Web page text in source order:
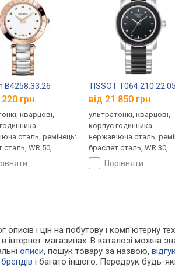
B4258.33.26
грн.
кварцові,
сталь, ремінець:
сталь, WR 50,
TISSOT
від 21 850 грн.
ультратонкі, кварцові,
корпус годинника
нержавіюча сталь,
браслет сталь, WR 30,
Швейцаріяпорівняти
описів і цін на побутову і комп'ютерну
інтернет-магазинах. В каталозі можна
описи, пошук товару за назвою,
і багато іншого. Передрук будь-